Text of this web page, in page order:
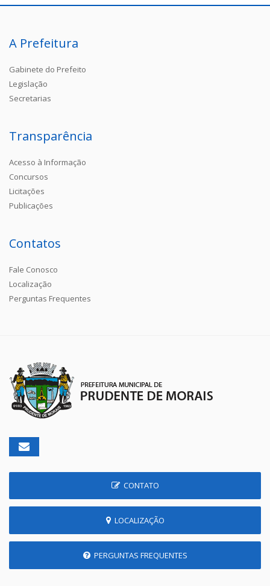
A Prefeitura
Gabinete do Prefeito
Legislação
Secretarias
Transparência
Acesso à Informação
Concursos
Licitações
Publicações
Contatos
Fale Conosco
Localização
Perguntas Frequentes
CONTATO
LOCALIZAÇÃO
PERGUNTAS FREQUENTES